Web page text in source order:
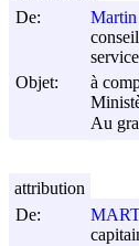
De:
Objet:
à
Au
De:
attribution